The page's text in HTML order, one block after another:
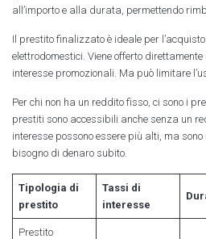
all’importo e alla durata, permettendo
Il prestito finalizzato è ideale per
elettrodomestici. Viene offerto
interesse promozionali. Ma può limitare
Per chi non ha un reddito fisso, ci sono i
prestiti sono accessibili anche senza un
interesse possono essere più alti, ma
bisogno di denaro subito.
Tipologia di
prestito
Tassi di
interesse
Prestito